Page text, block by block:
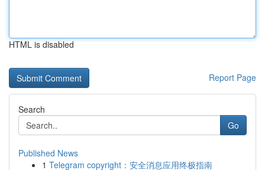
HTML is disabled
Report Page
Search
Go
Published News
1 Telegram copyright：安全消息应用终极指南